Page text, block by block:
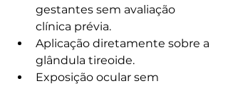
gestantes sem avaliação
clínica prévia.
Aplicação diretamente sobre a
glândula tireoide.
Exposição ocular sem